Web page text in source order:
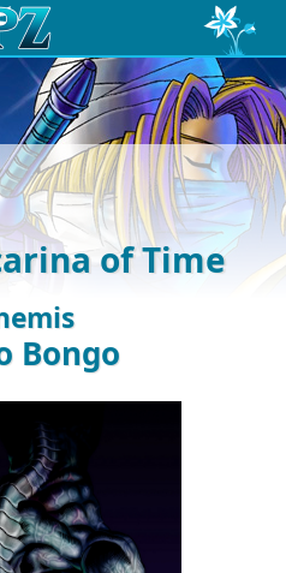
of Time
Bongo